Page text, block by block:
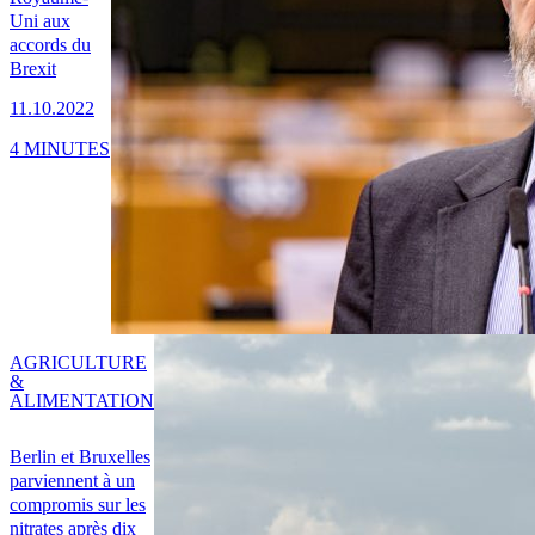
Uni aux
accords du
Brexit
11.10.2022
4 MINUTES
Berlin et Bruxelles
parviennent à un
compromis sur les
nitrates après dix
AGRICULTURE
&
ALIMENTATION